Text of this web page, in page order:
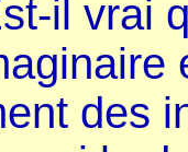
il vrai
des